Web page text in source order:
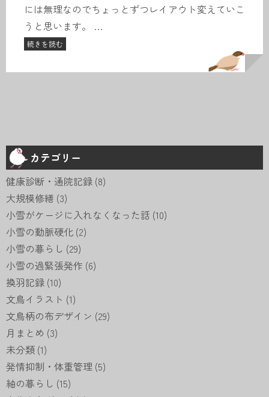
には無理なのでちょっとずつレイアウト変えていこ
うと思います。 …
続きを読む
カテゴリー
健康診断・通院記録 (8)
大規模修繕 (3)
小雪がケージに入れなくなった話 (10)
小雪の動脈硬化 (2)
小雪の暮らし (29)
小雪の過緊張発作 (6)
換羽記録 (10)
文鳥イラスト (1)
文鳥柄の布デザイン (29)
月まとめ (3)
未分類 (1)
発情抑制・体重管理 (5)
紬の暮らし (15)